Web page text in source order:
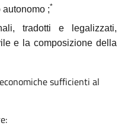
autonomo ;*
tradotti e legalizzati,
e la composizione della
sufficienti al